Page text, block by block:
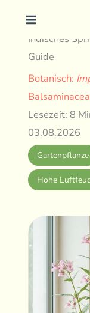
contentIndisches
Guide
Botanisch:
Lesezeit: 8
03.08.2026
Gartenpflanze
Hohe